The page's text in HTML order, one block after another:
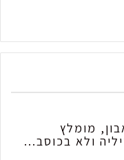
מומלץ
ולא בכוסב...